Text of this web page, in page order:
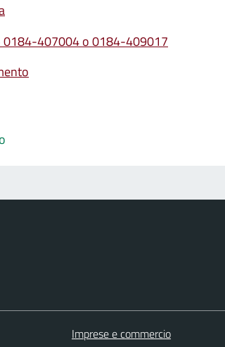
0184-407004 o 0184-409017
Imprese e commercio